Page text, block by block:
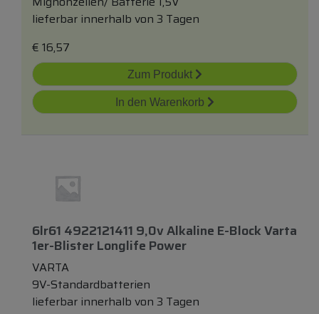
lieferbar innerhalb von 3 Tagen
€ 16,57
Zum Produkt
In den Warenkorb
6lr61 4922121411 9,0v Alkaline E-Block Varta
1er-Blister Longlife Power
VARTA
9V-Standardbatterien
lieferbar innerhalb von 3 Tagen